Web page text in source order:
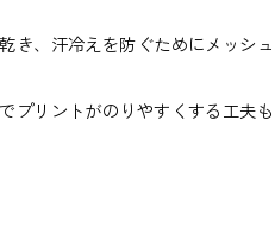
き、汗冷えを防ぐためにメッシュ
プリントがのりやすくする工夫も